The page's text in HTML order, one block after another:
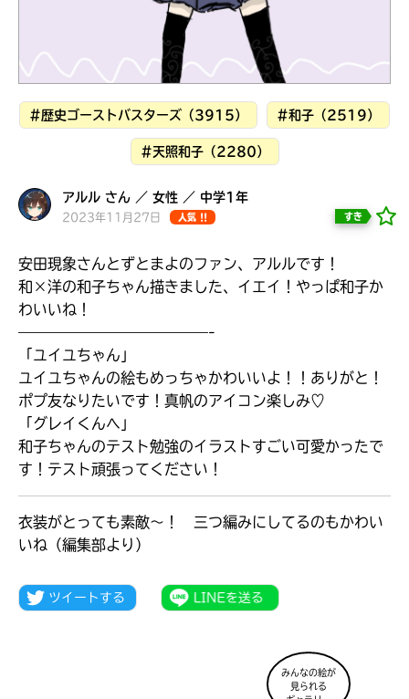
みんなとおしゃべり
出会える
#歴史ゴーストバスターズ（3915） #和子（2519）
#天照和子（2280）
アルル さん ／ 女性 ／ 中学1年
2023年11月27日 人気 !! すき
安田現象さんとずとまよのファン、アルルです！
和×洋の和子ちゃん描きました、イエイ！やっぱ和子か
わいいね！
—————————————-
「ユイユちゃん」
ユイユちゃんの絵もめっちゃかわいいよ！！ありがと！
ポプ友なりたいです！真帆のアイコン楽しみ♡
「グレイくんへ」
和子ちゃんのテスト勉強のイラストすごい可愛かったで
す！テスト頑張ってください！
衣装がとっても素敵～！ 三つ編みにしてるのもかわい
いね（編集部より）
みんなの絵が
見られる